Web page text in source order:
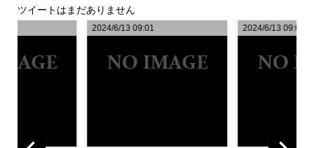
ツイートはまだありません
2024/6/13 09:01 2024/6/13 09:00